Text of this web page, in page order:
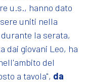
u.s., hanno dato
uniti nella
la serata,
dai giovani Leo, ha
del
a tavola", da